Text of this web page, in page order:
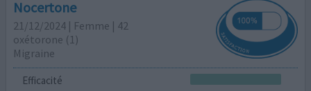
Nocertone
21/12/2024 | Femme | 42
oxétorone (1)
Migraine
Efficacité